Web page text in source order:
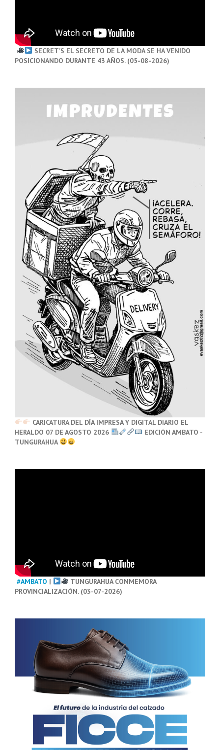
SECRET’S EL SECRETO DE LA MODA SE HA VENIDO
POSICIONANDO DURANTE 43 AÑOS. (05-08-2026)
CARICATURA DEL DÍA IMPRESA Y DIGITAL DIARIO EL
HERALDO 07 DE AGOSTO 2026
EDICIÓN AMBATO -
TUNGURAHUA
#AMBATO |
TUNGURAHUA CONMEMORA
PROVINCIALIZACIÓN. (03-07-2026)